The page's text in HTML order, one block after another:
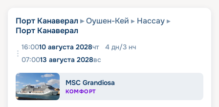
Порт Канаверал Оушен-Кей
Нассау
Порт Канаверал
16:0010 августа 2028чт 4 дн/3 нч
07:0013 августа 2028вс
MSC Grandiosa
КОМФОРТ